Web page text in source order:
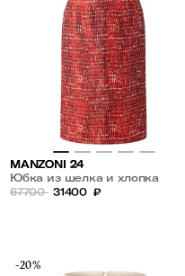
MANZONI 24
Юбка из шелка и хлопка
67700 31400 ₽
-20%